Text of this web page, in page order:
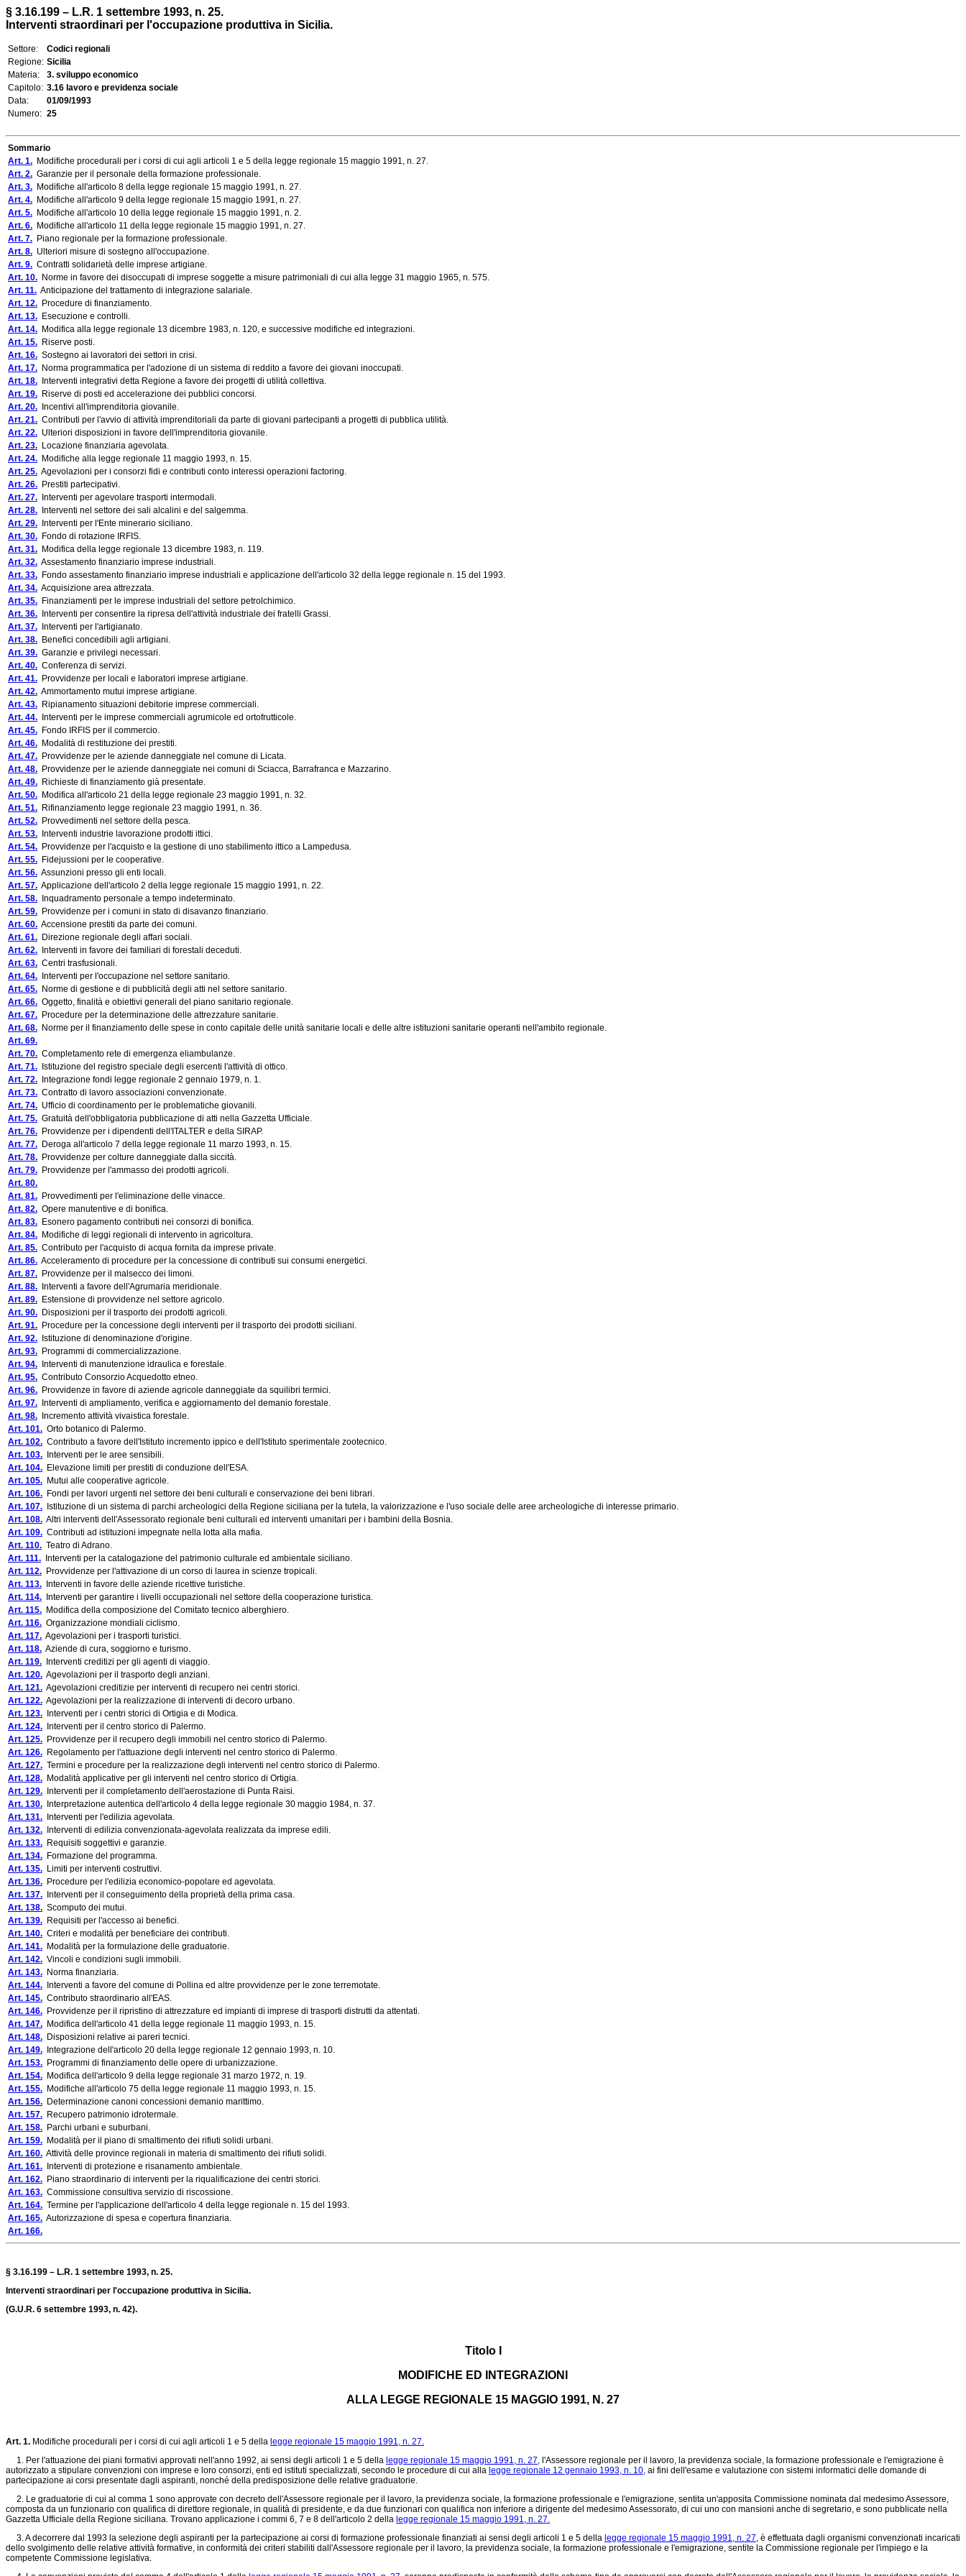
§ 3.16.199 – L.R. 1 settembre 1993, n. 25.
Interventi straordinari per l'occupazione produttiva in Sicilia.
Settore:
Codici regionali
Regione: Sicilia
Materia:
3. sviluppo economico
Capitolo: 3.16 lavoro e previdenza sociale
Data:
01/09/1993
Numero: 25
Sommario
Art. 1. Modifiche procedurali per i corsi di cui agli articoli 1 e 5 della legge regionale 15 maggio 1991, n. 27.
Art. 2. Garanzie per il personale della formazione professionale.
Art. 3. Modifiche all'articolo 8 della legge regionale 15 maggio 1991, n. 27.
Art. 4. Modifiche all'articolo 9 della legge regionale 15 maggio 1991, n. 27.
Art. 5. Modifiche all'articolo 10 della legge regionale 15 maggio 1991, n. 2.
Art. 6. Modifiche all'articolo 11 della legge regionale 15 maggio 1991, n. 27.
Art. 7. Piano regionale per la formazione professionale.
Art. 8. Ulteriori misure di sostegno all'occupazione.
Art. 9. Contratti solidarietà delle imprese artigiane.
Art. 10. Norme in favore dei disoccupati di imprese soggette a misure patrimoniali di cui alla legge 31 maggio 1965, n. 575.
Art. 11. Anticipazione del trattamento di integrazione salariale.
Art. 12. Procedure di finanziamento.
Art. 13. Esecuzione e controlli.
Art. 14. Modifica alla legge regionale 13 dicembre 1983, n. 120, e successive modifiche ed integrazioni.
Art. 15. Riserve posti.
Art. 16. Sostegno ai lavoratori dei settori in crisi.
Art. 17. Norma programmatica per l'adozione di un sistema di reddito a favore dei giovani inoccupati.
Art. 18. Interventi integrativi detta Regione a favore dei progetti di utilità collettiva.
Art. 19. Riserve di posti ed accelerazione dei pubblici concorsi.
Art. 20. Incentivi all'imprenditoria giovanile.
Art. 21. Contributi per l'avvio di attività imprenditoriali da parte di giovani partecipanti a progetti di pubblica utilità.
Art. 22. Ulteriori disposizioni in favore dell'imprenditoria giovanile.
Art. 23. Locazione finanziaria agevolata.
Art. 24. Modifiche alla legge regionale 11 maggio 1993, n. 15.
Art. 25. Agevolazioni per i consorzi fidi e contributi conto interessi operazioni factoring.
Art. 26. Prestiti partecipativi.
Art. 27. Interventi per agevolare trasporti intermodali.
Art. 28. Interventi nel settore dei sali alcalini e del salgemma.
Art. 29. Interventi per l'Ente minerario siciliano.
Art. 30. Fondo di rotazione IRFIS.
Art. 31. Modifica della legge regionale 13 dicembre 1983, n. 119.
Art. 32. Assestamento finanziario imprese industriali.
Art. 33. Fondo assestamento finanziario imprese industriali e applicazione dell'articolo 32 della legge regionale n. 15 del 1993.
Art. 34. Acquisizione area attrezzata.
Art. 35. Finanziamenti per le imprese industriali del settore petrolchimico.
Art. 36. Interventi per consentire la ripresa dell'attività industriale dei fratelli Grassi.
Art. 37. Interventi per l'artigianato.
Art. 38. Benefici concedibili agli artigiani.
Art. 39. Garanzie e privilegi necessari.
Art. 40. Conferenza di servizi.
Art. 41. Provvidenze per locali e laboratori imprese artigiane.
Art. 42. Ammortamento mutui imprese artigiane.
Art. 43. Ripianamento situazioni debitorie imprese commerciali.
Art. 44. Interventi per le imprese commerciali agrumicole ed ortofrutticole.
Art. 45. Fondo IRFIS per il commercio.
Art. 46. Modalità di restituzione dei prestiti.
Art. 47. Provvidenze per le aziende danneggiate nel comune di Licata.
Art. 48. Provvidenze per le aziende danneggiate nei comuni di Sciacca, Barrafranca e Mazzarino.
Art. 49. Richieste di finanziamento già presentate.
Art. 50. Modifica all'articolo 21 della legge regionale 23 maggio 1991, n. 32.
Art. 51. Rifinanziamento legge regionale 23 maggio 1991, n. 36.
Art. 52. Provvedimenti nel settore della pesca.
Art. 53. Interventi industrie lavorazione prodotti ittici.
Art. 54. Provvidenze per l'acquisto e la gestione di uno stabilimento ittico a Lampedusa.
Art. 55. Fidejussioni per le cooperative.
Art. 56. Assunzioni presso gli enti locali.
Art. 57. Applicazione dell'articolo 2 della legge regionale 15 maggio 1991, n. 22.
Art. 58. Inquadramento personale a tempo indeterminato.
Art. 59. Provvidenze per i comuni in stato di disavanzo finanziario.
Art. 60. Accensione prestiti da parte dei comuni.
Art. 61. Direzione regionale degli affari sociali.
Art. 62. Interventi in favore dei familiari di forestali deceduti.
Art. 63. Centri trasfusionali.
Art. 64. Interventi per l'occupazione nel settore sanitario.
Art. 65. Norme di gestione e di pubblicità degli atti nel settore sanitario.
Art. 66. Oggetto, finalità e obiettivi generali del piano sanitario regionale.
Art. 67. Procedure per la determinazione delle attrezzature sanitarie.
Art. 68. Norme per il finanziamento delle spese in conto capitale delle unità sanitarie locali e delle altre istituzioni sanitarie operanti nell'ambito regionale.
Art. 69.
Art. 70. Completamento rete di emergenza eliambulanze.
Art. 71. Istituzione del registro speciale degli esercenti l'attività di ottico.
Art. 72. Integrazione fondi legge regionale 2 gennaio 1979, n. 1.
Art. 73. Contratto di lavoro associazioni convenzionate.
Art. 74. Ufficio di coordinamento per le problematiche giovanili.
Art. 75. Gratuità dell'obbligatoria pubblicazione di atti nella Gazzetta Ufficiale.
Art. 76. Provvidenze per i dipendenti dell'ITALTER e della SIRAP.
Art. 77. Deroga all'articolo 7 della legge regionale 11 marzo 1993, n. 15.
Art. 78. Provvidenze per colture danneggiate dalla siccità.
Art. 79. Provvidenze per l'ammasso dei prodotti agricoli.
Art. 80.
Art. 81. Provvedimenti per l'eliminazione delle vinacce.
Art. 82. Opere manutentive e di bonifica.
Art. 83. Esonero pagamento contributi nei consorzi di bonifica.
Art. 84. Modifiche di leggi regionali di intervento in agricoltura.
Art. 85. Contributo per l'acquisto di acqua fornita da imprese private.
Art. 86. Acceleramento di procedure per la concessione di contributi sui consumi energetici.
Art. 87. Provvidenze per il malsecco dei limoni.
Art. 88. Interventi a favore dell'Agrumaria meridionale.
Art. 89. Estensione di provvidenze nel settore agricolo.
Art. 90. Disposizioni per il trasporto dei prodotti agricoli.
Art. 91. Procedure per la concessione degli interventi per il trasporto dei prodotti siciliani.
Art. 92. Istituzione di denominazione d'origine.
Art. 93. Programmi di commercializzazione.
Art. 94. Interventi di manutenzione idraulica e forestale.
Art. 95. Contributo Consorzio Acquedotto etneo.
Art. 96. Provvidenze in favore di aziende agricole danneggiate da squilibri termici.
Art. 97. Interventi di ampliamento, verifica e aggiornamento del demanio forestale.
Art. 98. Incremento attività vivaistica forestale.
Art. 101. Orto botanico di Palermo.
Art. 102. Contributo a favore dell'Istituto incremento ippico e dell'Istituto sperimentale zootecnico.
Art. 103. Interventi per le aree sensibili.
Art. 104. Elevazione limiti per prestiti di conduzione dell'ESA.
Art. 105. Mutui alle cooperative agricole.
Art. 106. Fondi per lavori urgenti nel settore dei beni culturali e conservazione dei beni librari.
Art. 107. Istituzione di un sistema di parchi archeologici della Regione siciliana per la tutela, la valorizzazione e l'uso sociale delle aree archeologiche di interesse primario.
Art. 108. Altri interventi dell'Assessorato regionale beni culturali ed interventi umanitari per i bambini della Bosnia.
Art. 109. Contributi ad istituzioni impegnate nella lotta alla mafia.
Art. 110. Teatro di Adrano.
Art. 111. Interventi per la catalogazione del patrimonio culturale ed ambientale siciliano.
Art. 112. Provvidenze per l'attivazione di un corso di laurea in scienze tropicali.
Art. 113. Interventi in favore delle aziende ricettive turistiche.
Art. 114. Interventi per garantire i livelli occupazionali nel settore della cooperazione turistica.
Art. 115. Modifica della composizione del Comitato tecnico alberghiero.
Art. 116. Organizzazione mondiali ciclismo.
Art. 117. Agevolazioni per i trasporti turistici.
Art. 118. Aziende di cura, soggiorno e turismo.
Art. 119. Interventi creditizi per gli agenti di viaggio.
Art. 120. Agevolazioni per il trasporto degli anziani.
Art. 121. Agevolazioni creditizie per interventi di recupero nei centri storici.
Art. 122. Agevolazioni per la realizzazione di interventi di decoro urbano.
Art. 123. Interventi per i centri storici di Ortigia e di Modica.
Art. 124. Interventi per il centro storico di Palermo.
Art. 125. Provvidenze per il recupero degli immobili nel centro storico di Palermo.
Art. 126. Regolamento per l'attuazione degli interventi nel centro storico di Palermo.
Art. 127. Termini e procedure per la realizzazione degli interventi nel centro storico di Palermo.
Art. 128. Modalità applicative per gli interventi nel centro storico di Ortigia.
Art. 129. Interventi per il completamento dell'aerostazione di Punta Raisi.
Art. 130. Interpretazione autentica dell'articolo 4 della legge regionale 30 maggio 1984, n. 37.
Art. 131. Interventi per l'edilizia agevolata.
Art. 132. Interventi di edilizia convenzionata-agevolata realizzata da imprese edili.
Art. 133. Requisiti soggettivi e garanzie.
Art. 134. Formazione del programma.
Art. 135. Limiti per interventi costruttivi.
Art. 136. Procedure per l'edilizia economico-popolare ed agevolata.
Art. 137. Interventi per il conseguimento della proprietà della prima casa.
Art. 138. Scomputo dei mutui.
Art. 139. Requisiti per l'accesso ai benefici.
Art. 140. Criteri e modalità per beneficiare dei contributi.
Art. 141. Modalità per la formulazione delle graduatorie.
Art. 142. Vincoli e condizioni sugli immobili.
Art. 143. Norma finanziaria.
Art. 144. Interventi a favore del comune di Pollina ed altre provvidenze per le zone terremotate.
Art. 145. Contributo straordinario all'EAS.
Art. 146. Provvidenze per il ripristino di attrezzature ed impianti di imprese di trasporti distrutti da attentati.
Art. 147. Modifica dell'articolo 41 della legge regionale 11 maggio 1993, n. 15.
Art. 148. Disposizioni relative ai pareri tecnici.
Art. 149. Integrazione dell'articolo 20 della legge regionale 12 gennaio 1993, n. 10.
Art. 153. Programmi di finanziamento delle opere di urbanizzazione.
Art. 154. Modifica dell'articolo 9 della legge regionale 31 marzo 1972, n. 19.
Art. 155. Modifiche all'articolo 75 della legge regionale 11 maggio 1993, n. 15.
Art. 156. Determinazione canoni concessioni demanio marittimo.
Art. 157. Recupero patrimonio idrotermale.
Art. 158. Parchi urbani e suburbani.
Art. 159. Modalità per il piano di smaltimento dei rifiuti solidi urbani.
Art. 160. Attività delle province regionali in materia di smaltimento dei rifiuti solidi.
Art. 161. Interventi di protezione e risanamento ambientale.
Art. 162. Piano straordinario di interventi per la riqualificazione dei centri storici.
Art. 163. Commissione consultiva servizio di riscossione.
Art. 164. Termine per l'applicazione dell'articolo 4 della legge regionale n. 15 del 1993.
Art. 165. Autorizzazione di spesa e copertura finanziaria.
Art. 166.
§ 3.16.199 – L.R. 1 settembre 1993, n. 25.
Interventi straordinari per l'occupazione produttiva in Sicilia.
(G.U.R. 6 settembre 1993, n. 42).
Titolo I
MODIFICHE ED INTEGRAZIONI
ALLA LEGGE REGIONALE 15 MAGGIO 1991, N. 27
Art. 1. Modifiche procedurali per i corsi di cui agli articoli 1 e 5 della legge regionale 15 maggio 1991, n. 27.
1. Per l'attuazione dei piani formativi approvati nell'anno 1992, ai sensi degli articoli 1 e 5 della legge regionale 15 maggio 1991, n. 27, l'Assessore regionale per il lavoro, la previdenza sociale, la formazione professionale e l'emigrazione è
autorizzato a stipulare convenzioni con imprese e loro consorzi, enti ed istituti specializzati, secondo le procedure di cui alla legge regionale 12 gennaio 1993, n. 10, ai fini dell'esame e valutazione con sistemi informatici delle domande di
partecipazione ai corsi presentate dagli aspiranti, nonché della predisposizione delle relative graduatorie.
2. Le graduatorie di cui al comma 1 sono approvate con decreto dell'Assessore regionale per il lavoro, la previdenza sociale, la formazione professionale e l'emigrazione, sentita un'apposita Commissione nominata dal medesimo Assessore,
composta da un funzionario con qualifica di direttore regionale, in qualità di presidente, e da due funzionari con qualifica non inferiore a dirigente del medesimo Assessorato, di cui uno con mansioni anche di segretario, e sono pubblicate nella
Gazzetta Ufficiale della Regione siciliana. Trovano applicazione i commi 6, 7 e 8 dell'articolo 2 della legge regionale 15 maggio 1991, n. 27.
3. A decorrere dal 1993 la selezione degli aspiranti per la partecipazione ai corsi di formazione professionale finanziati ai sensi degli articoli 1 e 5 della legge regionale 15 maggio 1991, n. 27, è effettuata dagli organismi convenzionati incaricati
dello svolgimento delle relative attività formative, in conformità dei criteri stabiliti dall'Assessore regionale per il lavoro, la previdenza sociale, la formazione professionale e l'emigrazione, sentite la Commissione regionale per l'impiego e la
competente Commissione legislativa.